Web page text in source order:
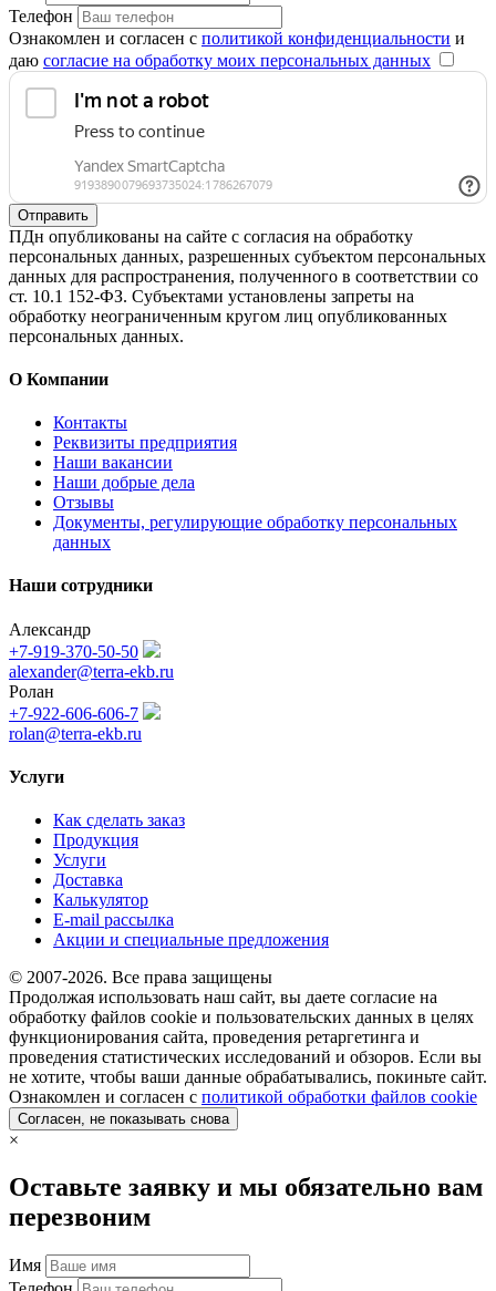
Телефон
Ознакомлен и согласен с политикой конфиденциальности и
даю согласие на обработку моих персональных данных
Отправить
ПДн опубликованы на сайте с согласия на обработку
персональных данных, разрешенных субъектом персональных
данных для распространения, полученного в соответствии со
ст. 10.1 152-ФЗ. Субъектами установлены запреты на
обработку неограниченным кругом лиц опубликованных
персональных данных.
О Компании
Контакты
Реквизиты предприятия
Наши вакансии
Наши добрые дела
Отзывы
Документы, регулирующие обработку персональных
данных
Наши сотрудники
Александр
+7-919-370-50-50
alexander@terra-ekb.ru
Ролан
+7-922-606-606-7
rolan@terra-ekb.ru
Услуги
Как сделать заказ
Продукция
Услуги
Доставка
Калькулятор
E-mail рассылка
Акции и специальные предложения
© 2007-2026. Все права защищены
Продолжая использовать наш сайт, вы даете согласие на
обработку файлов cookie и пользовательских данных в целях
функционирования сайта, проведения ретаргетинга и
проведения статистических исследований и обзоров. Если вы
не хотите, чтобы ваши данные обрабатывались, покиньте сайт.
Ознакомлен и согласен с политикой обработки файлов cookie
Согласен, не показывать снова
×
Оставьте заявку и мы обязательно вам
перезвоним
Имя